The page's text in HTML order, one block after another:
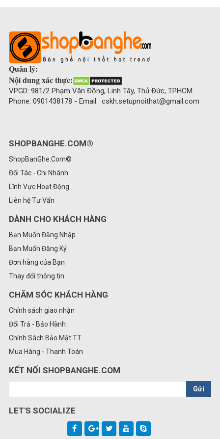
Quản lý:
Nội dung xác thực:
VPGD: 981/2 Phạm Văn Đồng, Linh Tây, Thủ Đức, TPHCM
Phone: 0901438178 - Email: cskh.setupnoithat@gmail.com
SHOPBANGHE.COM®
ShopBanGhe.Com©
Đối Tác - Chi Nhánh
Lĩnh Vực Hoạt Động
Liên hệ Tư Vấn
DÀNH CHO KHÁCH HÀNG
Bạn Muốn Đăng Nhập
Bạn Muốn Đăng Ký
Đơn hàng của Bạn
Thay đổi thông tin
CHĂM SÓC KHÁCH HÀNG
Chính sách giao nhận
Đổi Trả - Bảo Hành
Chính Sách Bảo Mật TT
Mua Hàng - Thanh Toán
KẾT NỐI SHOPBANGHE.COM
Gửi
LET'S SOCIALIZE